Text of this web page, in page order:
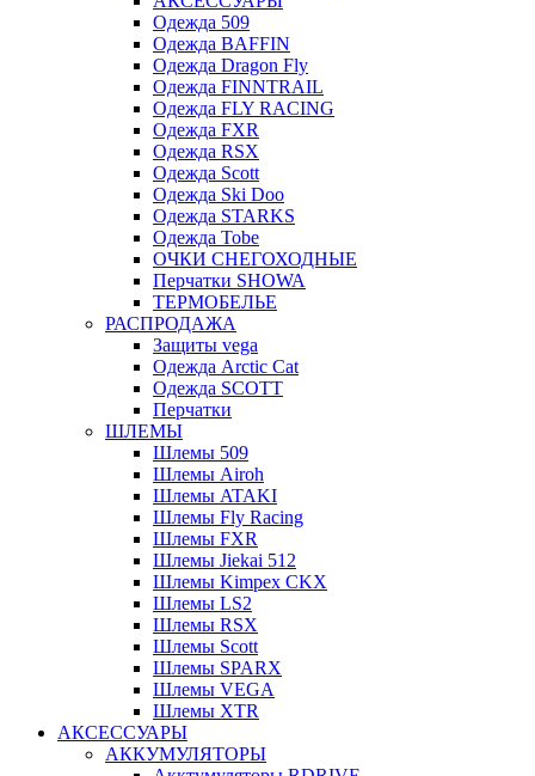
Одежда 509
Одежда BAFFIN
Одежда Dragon Fly
Одежда FINNTRAIL
Одежда FLY RACING
Одежда FXR
Одежда RSX
Одежда Scott
Одежда Ski Doo
Одежда STARKS
Одежда Tobe
ОЧКИ СНЕГОХОДНЫЕ
Перчатки SHOWA
ТЕРМОБЕЛЬЕ
РАСПРОДАЖА
Защиты vega
Одежда Arctic Cat
Одежда SCOTT
Перчатки
ШЛЕМЫ
Шлемы 509
Шлемы Airoh
Шлемы ATAKI
Шлемы Fly Racing
Шлемы FXR
Шлемы Jiekai 512
Шлемы Kimpex CKX
Шлемы LS2
Шлемы RSX
Шлемы Scott
Шлемы SPARX
Шлемы VEGA
Шлемы XTR
АКСЕССУАРЫ
АККУМУЛЯТОРЫ